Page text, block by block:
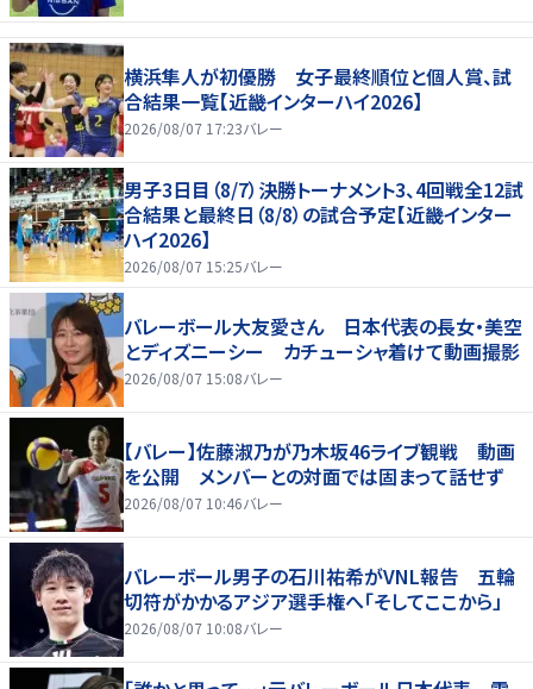
横浜隼人が初優勝 女子最終順位と個人賞、試
合結果一覧【近畿インターハイ2026】
2026/08/07 17:23バレー
男子3日目（8/7）決勝トーナメント3、4回戦全12試
合結果と最終日（8/8）の試合予定【近畿インター
ハイ2026】
2026/08/07 15:25バレー
バレーボール大友愛さん 日本代表の長女・美空
とディズニーシー カチューシャ着けて動画撮影
2026/08/07 15:08バレー
【バレー】佐藤淑乃が乃木坂46ライブ観戦 動画
を公開 メンバーとの対面では固まって話せず
2026/08/07 10:46バレー
バレーボール男子の石川祐希がVNL報告 五輪
切符がかかるアジア選手権へ「そしてここから」
2026/08/07 10:08バレー